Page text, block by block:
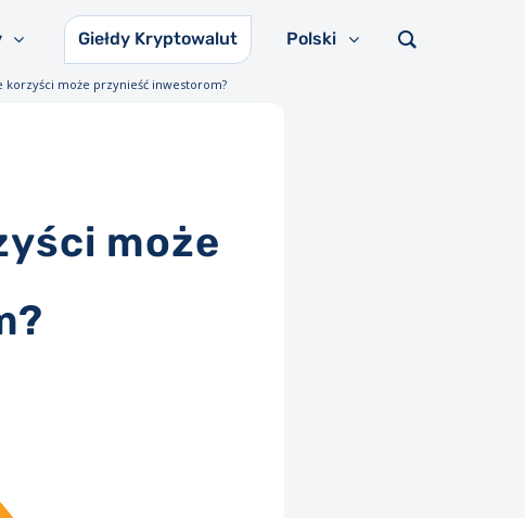
Giełdy Kryptowalut Polski
korzyści może przynieść inwestorom?
może